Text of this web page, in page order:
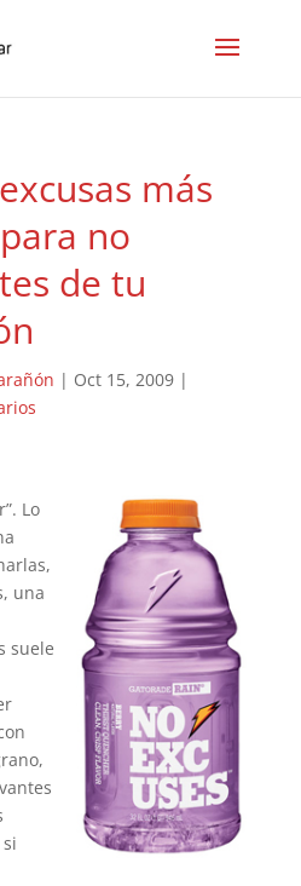
más
no
de tu
| Oct 15, 2009|
Lo
una
suele